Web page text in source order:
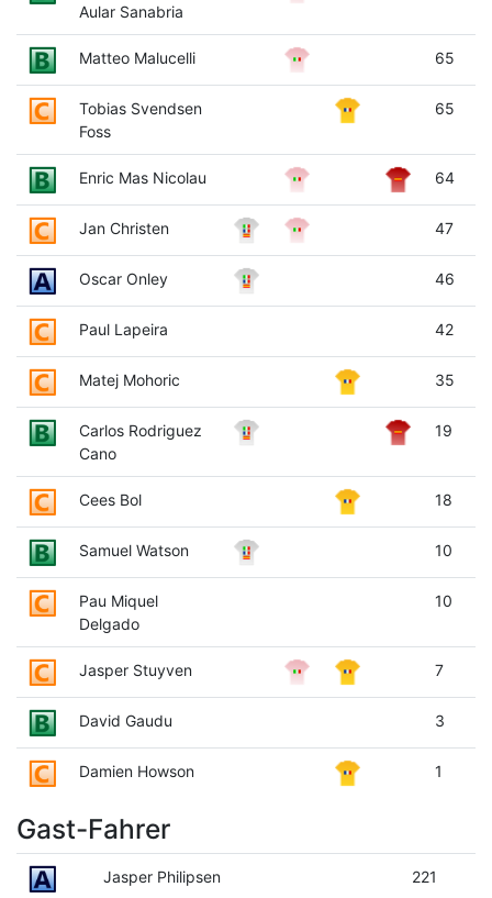
Aular Sanabria
Matteo Malucelli 65
Tobias Svendsen
Foss
65
Enric Mas Nicolau 64
Jan Christen 47
Oscar Onley 46
Paul Lapeira 42
Matej Mohoric 35
Carlos Rodriguez
Cano
19
Cees Bol 18
Samuel Watson 10
Pau Miquel
Delgado
10
Jasper Stuyven 7
David Gaudu 3
Damien Howson 1
Gast-Fahrer
Jasper Philipsen 221